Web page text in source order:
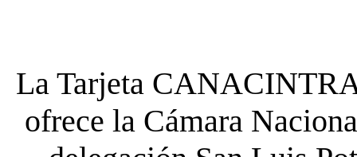
La Tarjeta
ofrece la Cámara